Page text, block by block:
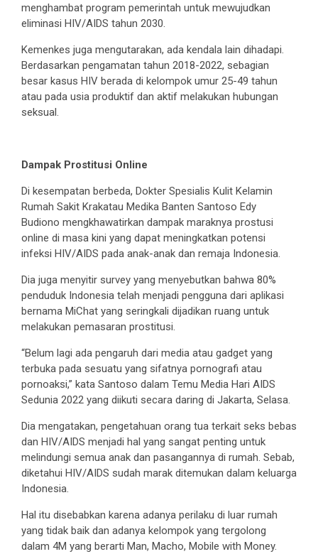
menghambat program pemerintah untuk mewujudkan
eliminasi HIV/AIDS tahun 2030.
Kemenkes juga mengutarakan, ada kendala lain dihadapi.
Berdasarkan pengamatan tahun 2018-2022, sebagian
besar kasus HIV berada di kelompok umur 25-49 tahun
atau pada usia produktif dan aktif melakukan hubungan
seksual.
Dampak Prostitusi Online
Di kesempatan berbeda, Dokter Spesialis Kulit Kelamin
Rumah Sakit Krakatau Medika Banten Santoso Edy
Budiono mengkhawatirkan dampak maraknya prostusi
online di masa kini yang dapat meningkatkan potensi
infeksi HIV/AIDS pada anak-anak dan remaja Indonesia.
Dia juga menyitir survey yang menyebutkan bahwa 80%
penduduk Indonesia telah menjadi pengguna dari aplikasi
bernama MiChat yang seringkali dijadikan ruang untuk
melakukan pemasaran prostitusi.
“Belum lagi ada pengaruh dari media atau gadget yang
terbuka pada sesuatu yang sifatnya pornografi atau
pornoaksi,” kata Santoso dalam Temu Media Hari AIDS
Sedunia 2022 yang diikuti secara daring di Jakarta, Selasa.
Dia mengatakan, pengetahuan orang tua terkait seks bebas
dan HIV/AIDS menjadi hal yang sangat penting untuk
melindungi semua anak dan pasangannya di rumah. Sebab,
diketahui HIV/AIDS sudah marak ditemukan dalam keluarga
Indonesia.
Hal itu disebabkan karena adanya perilaku di luar rumah
yang tidak baik dan adanya kelompok yang tergolong
dalam 4M yang berarti Man, Macho, Mobile with Money.